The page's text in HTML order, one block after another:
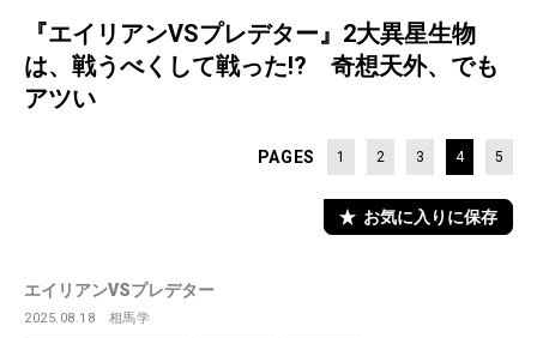
『エイリアンVSプレデター』2大異星生物
は、戦うべくして戦った!? 奇想天外、でも
アツい
PAGES 1 2 3 4 5
お気に入りに保存
エイリアンVSプレデター
2025.08.18 相馬学